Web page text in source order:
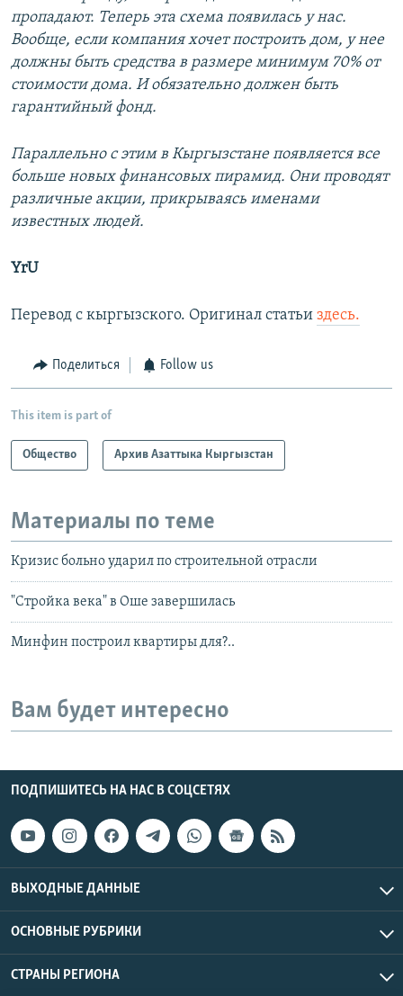
пропадают. Теперь эта схема появилась у нас.
Вообще, если компания хочет построить дом, у нее
должны быть средства в размере минимум 70% от
стоимости дома. И обязательно должен быть
гарантийный фонд.
Параллельно с этим в Кыргызстане появляется все
больше новых финансовых пирамид. Они проводят
различные акции, прикрываясь именами
известных людей.
YrU
Перевод с кыргызского. Оригинал статьи здесь.
Поделиться Follow us
This item is part of
Общество Архив Азаттыка Кыргызстан
Материалы по теме
Кризис больно ударил по строительной отрасли
"Стройка века" в Оше завершилась
Минфин построил квартиры для?..
Вам будет интересно
ПОДПИШИТЕСЬ НА НАС В СОЦСЕТЯХ
ВЫХОДНЫЕ ДАННЫЕ
ОСНОВНЫЕ РУБРИКИ
СТРАНЫ РЕГИОНА